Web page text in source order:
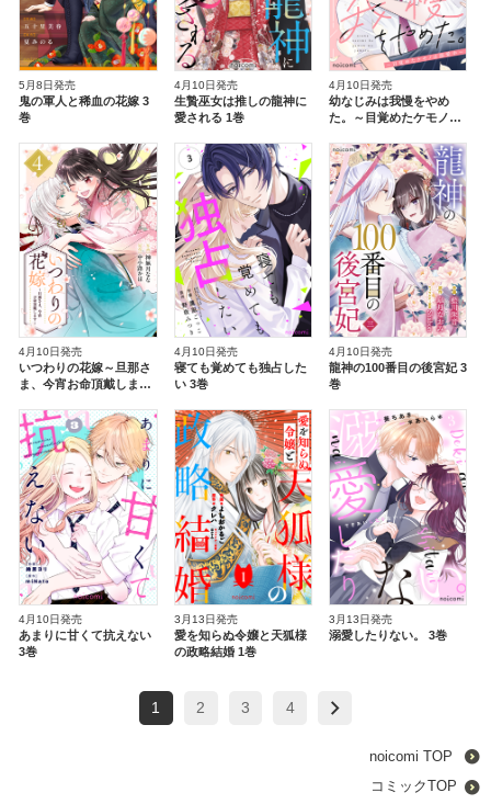
5月8日発売
鬼の軍人と稀血の花嫁 3
巻
4月10日発売
生贄巫女は推しの龍神に
愛される 1巻
4月10日発売
幼なじみは我慢をやめ
た。～目覚めたケモノは
4月10日発売
いつわりの花嫁～旦那さ
ま、今宵お命頂戴します
4月10日発売
寝ても覚めても独占した
い 3巻
4月10日発売
龍神の100番目の後宮妃 3
巻
4月10日発売
あまりに甘くて抗えない
3巻
3月13日発売
愛を知らぬ令嬢と天狐様
の政略結婚 1巻
3月13日発売
溺愛したりない。 3巻
1 2 3 4
noicomi TOP
コミックTOP